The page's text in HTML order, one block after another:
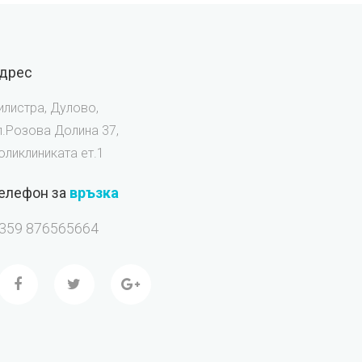
Дулово,
Долина 37,
ет.1
за връзка
876565664